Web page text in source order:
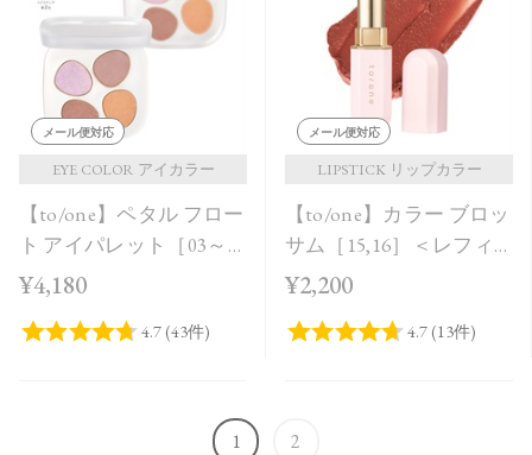
メール便対応
EYE COLOR アイカラー
【to/one】ペタル フロー
ト アイパレット［03～
05］
¥4,180
メール便対応
LIPSTICK リップカラー
【to/one】カラー ブロッ
サム［15,16］＜レフィ
ル＞
¥2,200
1 2